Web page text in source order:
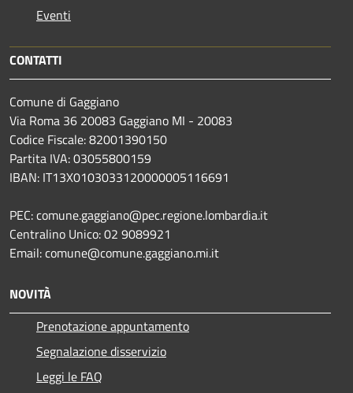
Eventi
CONTATTI
Comune di Gaggiano
Via Roma 36 20083 Gaggiano MI - 20083
Codice Fiscale: 82001390150
Partita IVA: 03055800159
IBAN: IT13X0103033120000005116691
PEC: comune.gaggiano@pec.regione.lombardia.it
Centralino Unico: 02 9089921
Email: comune@comune.gaggiano.mi.it
NOVITÀ
Prenotazione appuntamento
Segnalazione disservizio
Leggi le FAQ